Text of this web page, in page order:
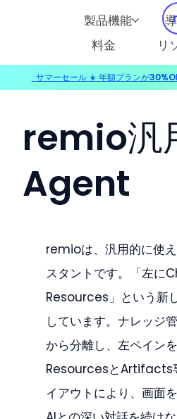
製品機能
料金
リ
remio汎
Agent
remioは、汎用的に使
スタントです。「左に
Resources」という新
しています。ナレッジ
から分離し、左ペイン
ResourcesとArtifacts
イアウトにより、画面
サマーセール ☀️ 年額プランが